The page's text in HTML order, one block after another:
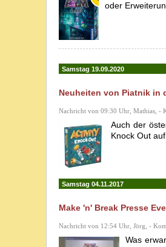
oder
Samstag 19.09.2020
Neuheiten von Piatnik in
Nachricht von 09:30 Uhr, Mathias, -
Auch der
Knock Out
Samstag 04.11.2017
Make 'n' Break Presse
Nachricht von 12:54 Uhr, Jörg, -
Was